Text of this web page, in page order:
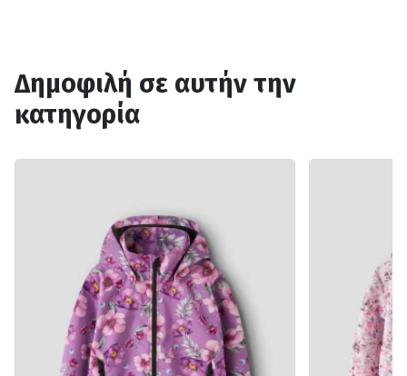
Δημοφιλή σε αυτήν την
κατηγορία